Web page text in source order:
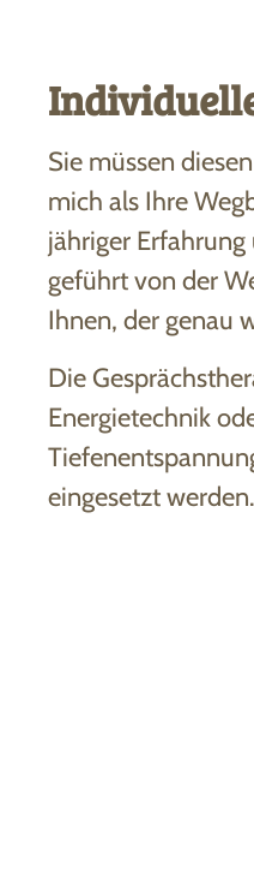
Sie müssen
mich als Ihre
jähriger
geführt von der
Ihnen, der genau
Die
Energietechnik
eingesetzt werden.